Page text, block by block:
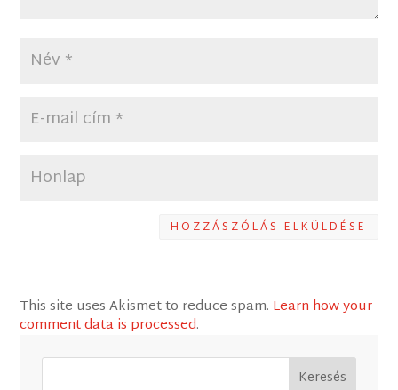
HOZZÁSZÓLÁS ELKÜLDÉSE
This site uses Akismet to reduce spam. Learn how your
comment data is processed.